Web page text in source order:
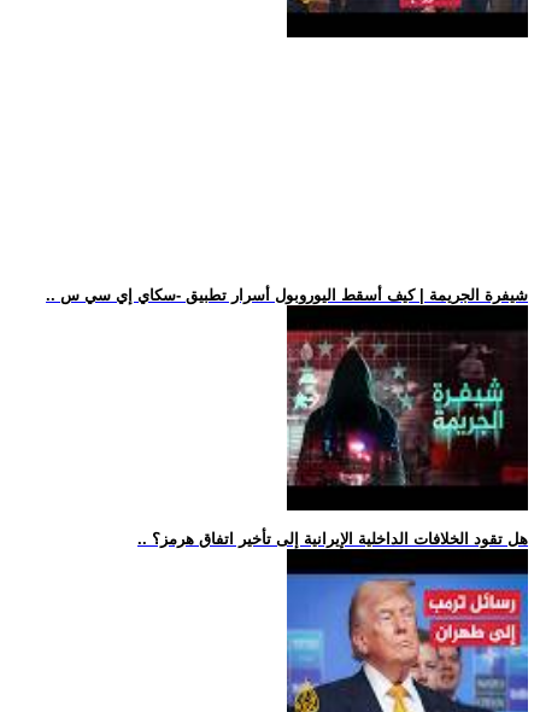
.. شيفرة الجريمة | كيف أسقط اليوروبول أسرار تطبيق -سكاي إي سي س
.. هل تقود الخلافات الداخلية الإيرانية إلى تأخير اتفاق هرمز؟